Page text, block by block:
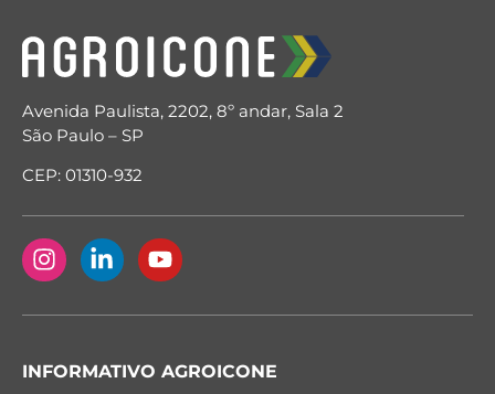
Avenida Paulista, 2202, 8º andar, Sala 2
São Paulo – SP
CEP: 01310-932
INFORMATIVO AGROICONE